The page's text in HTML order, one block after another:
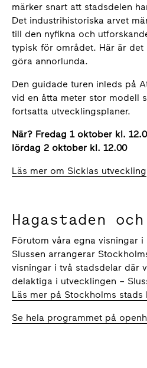
märker snart att stadsdelen
Det industrihistoriska arvet
till den nyfikna och
typisk för området. Här är det
göra annorlunda.
Den guidade turen inleds på
vid en åtta meter stor modell
fortsatta utvecklingsplaner.
När? Fredag 1 oktober kl.
lördag 2 oktober kl. 12.00
Läs mer om Sicklas utveckling
Hagastaden
Förutom våra egna visningar
Slussen arrangerar
visningar i två stadsdelar där
delaktiga i utvecklingen –
Läs mer på Stockholms stads
Se hela programmet på
Sickla - Nordens nav för